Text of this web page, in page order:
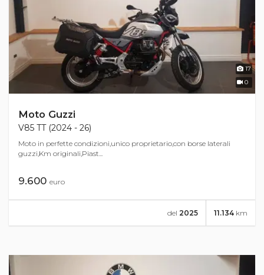
17
0
Moto Guzzi
V85 TT (2024 - 26)
Moto in perfette condizioni,unico proprietario,con borse laterali
guzzi,Km originali,Piast...
9.600 euro
11.134 km
del 2025